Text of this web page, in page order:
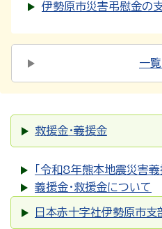
伊勢原市災害弔慰金の
一
救援金・義援金
「令和8年熊本地震災害
義援金・救援金について
日本赤十字社伊勢原市支